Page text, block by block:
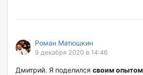
Роман Матюшкин
9 декабря 2020 в 14:46
Дмитрий. Я поделился своим опытом